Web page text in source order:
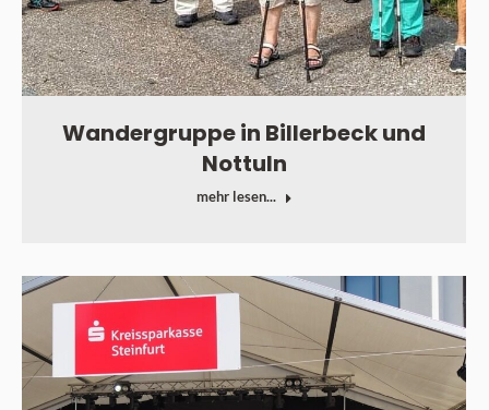
Wandergruppe in Billerbeck und
Nottuln
mehr lesen...